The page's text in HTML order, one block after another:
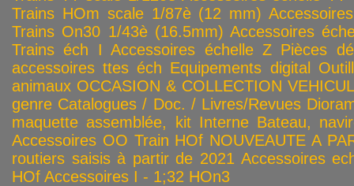
Trains HOm scale 1/87è (12 mm)
Trains On30 1/43è (16.5mm) Accessoires
Trains éch I Accessoires échelle Z Pièces
accessoires ttes éch Equipements digital
animaux OCCASION & COLLECTION
genre Catalogues / Doc. / Livres/Revues
maquette assemblée, kit Interne Bateau,
Accessoires OO Train HOf NOUVEAUTE A
routiers saisis à partir de 2021 Accessoires
HOf Accessoires I - 1;32 HOn3